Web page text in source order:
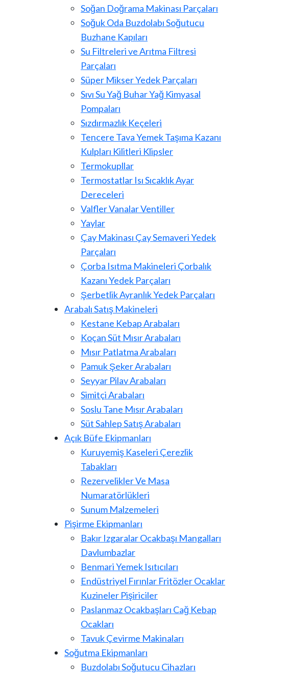
Soğan Doğrama Makinası Parçaları
Soğuk Oda Buzdolabı Soğutucu
Buzhane Kapıları
Su Filtreleri ve Arıtma Filtresi
Parçaları
Süper Mikser Yedek Parçaları
Sıvı Su Yağ Buhar Yağ Kimyasal
Pompaları
Sızdırmazlık Keçeleri
Tencere Tava Yemek Taşıma Kazanı
Kulpları Kilitleri Klipsler
Termokupllar
Termostatlar Isı Sıcaklık Ayar
Dereceleri
Valfler Vanalar Ventiller
Yaylar
Çay Makinası Çay Semaveri Yedek
Parçaları
Çorba Isıtma Makineleri Çorbalık
Kazanı Yedek Parçaları
Şerbetlik Ayranlık Yedek Parçaları
Arabalı Satış Makineleri
Kestane Kebap Arabaları
Koçan Süt Mısır Arabaları
Mısır Patlatma Arabaları
Pamuk Şeker Arabaları
Seyyar Pilav Arabaları
Simitçi Arabaları
Soslu Tane Mısır Arabaları
Süt Sahlep Satış Arabaları
Açık Büfe Ekipmanları
Kuruyemiş Kaseleri Çerezlik
Tabakları
Rezervelikler Ve Masa
Numaratörlükleri
Sunum Malzemeleri
Pişirme Ekipmanları
Bakır Izgaralar Ocakbaşı Mangalları
Davlumbazlar
Benmari Yemek Isıtıcıları
Endüstriyel Fırınlar Fritözler Ocaklar
Kuzineler Pişiriciler
Paslanmaz Ocakbaşları Cağ Kebap
Ocakları
Tavuk Çevirme Makinaları
Soğutma Ekipmanları
Buzdolabı Soğutucu Cihazları